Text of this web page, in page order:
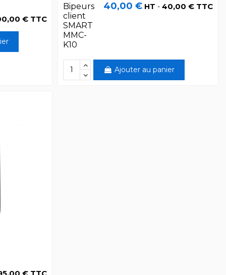
€ TTC
Bipeurs
client
SMART
MMC-
K10
40,00 € HT - 40,00 € TTC
Ajouter au panier
€ TTC